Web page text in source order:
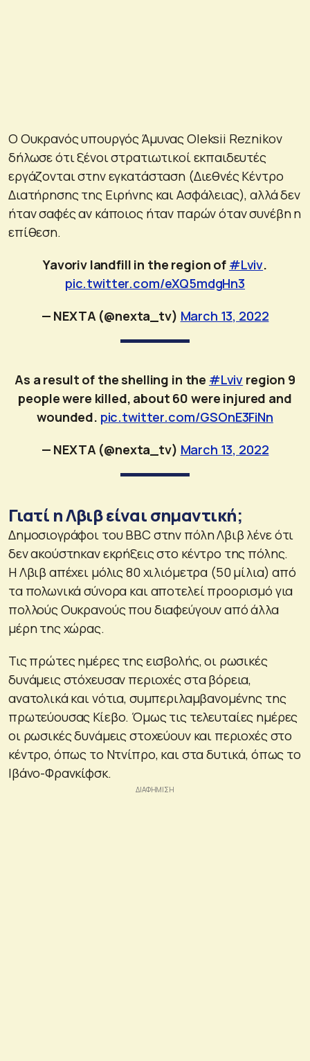
Ο Ουκρανός υπουργός Άμυνας Oleksii Reznikov
δήλωσε ότι ξένοι στρατιωτικοί εκπαιδευτές
εργάζονται στην εγκατάσταση (Διεθνές Κέντρο
Διατήρησης της Ειρήνης και Ασφάλειας), αλλά δεν
ήταν σαφές αν κάποιος ήταν παρών όταν συνέβη η
επίθεση.
Yavoriv landfill in the region of #Lviv.
pic.twitter.com/eXQ5mdgHn3
— NEXTA (@nexta_tv) March 13, 2022
As a result of the shelling in the #Lviv region 9
people were killed, about 60 were injured and
wounded. pic.twitter.com/GSOnE3FiNn
— NEXTA (@nexta_tv) March 13, 2022
Γιατί η Λβιβ είναι σημαντική;
Δημοσιογράφοι του BBC στην πόλη Λβιβ λένε ότι
δεν ακούστηκαν εκρήξεις στο κέντρο της πόλης.
Η Λβιβ απέχει μόλις 80 χιλιόμετρα (50 μίλια) από
τα πολωνικά σύνορα και αποτελεί προορισμό για
πολλούς Ουκρανούς που διαφεύγουν από άλλα
μέρη της χώρας.
Τις πρώτες ημέρες της εισβολής, οι ρωσικές
δυνάμεις στόχευσαν περιοχές στα βόρεια,
ανατολικά και νότια, συμπεριλαμβανομένης της
πρωτεύουσας Κίεβο. Όμως τις τελευταίες ημέρες
οι ρωσικές δυνάμεις στοχεύουν και περιοχές στο
κέντρο, όπως το Ντνίπρο, και στα δυτικά, όπως το
Ιβάνο-Φρανκίφσκ.